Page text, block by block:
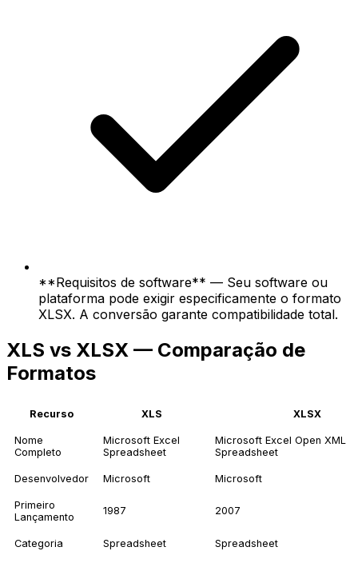
**Requisitos de software** — Seu software ou
plataforma pode exigir especificamente o formato
XLSX. A conversão garante compatibilidade total.
XLS vs XLSX — Comparação de
Formatos
Recurso XLS XLSX
Nome
Completo
Microsoft Excel
Spreadsheet
Microsoft Excel Open XML
Spreadsheet
Desenvolvedor Microsoft Microsoft
Primeiro
Lançamento
1987 2007
Categoria Spreadsheet Spreadsheet